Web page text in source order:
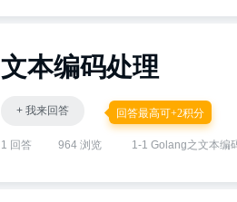
文本编码处理
+ 我来回答 回答最高可+2积分
1 回答 964 浏览 1-1 Golang之文本编